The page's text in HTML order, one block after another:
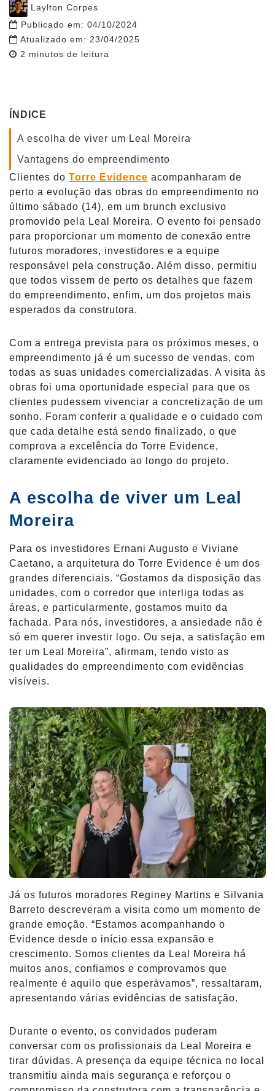
Post
author
Laylton Corpes
Publicado em: 04/10/2024
Atualizado em: 23/04/2025
Reading
2 minutos de leitura
ÍNDICE
A escolha de viver um Leal Moreira
Vantagens do empreendimento
Clientes do Torre Evidence acompanharam de
perto a evolução das obras do empreendimento no
último sábado (14), em um brunch exclusivo
promovido pela Leal Moreira. O evento foi pensado
para proporcionar um momento de conexão entre
futuros moradores, investidores e a equipe
responsável pela construção. Além disso, permitiu
que todos vissem de perto os detalhes que fazem
do empreendimento, enfim, um dos projetos mais
esperados da construtora.
Com a entrega prevista para os próximos meses, o
empreendimento já é um sucesso de vendas, com
todas as suas unidades comercializadas. A visita às
obras foi uma oportunidade especial para que os
clientes pudessem vivenciar a concretização de um
sonho. Foram conferir a qualidade e o cuidado com
que cada detalhe está sendo finalizado, o que
comprova a excelência do Torre Evidence,
claramente evidenciado ao longo do projeto.
A escolha de viver um Leal
Moreira
Para os investidores Ernani Augusto e Viviane
Caetano, a arquitetura do Torre Evidence é um dos
grandes diferenciais. “Gostamos da disposição das
unidades, com o corredor que interliga todas as
áreas, e particularmente, gostamos muito da
fachada. Para nós, investidores, a ansiedade não é
só em querer investir logo. Ou seja, a satisfação em
ter um Leal Moreira”, afirmam, tendo visto as
qualidades do empreendimento com evidências
visíveis.
Já os futuros moradores Reginey Martins e Silvania
Barreto descreveram a visita como um momento de
grande emoção. “Estamos acompanhando o
Evidence desde o início essa expansão e
crescimento. Somos clientes da Leal Moreira há
muitos anos, confiamos e comprovamos que
realmente é aquilo que esperávamos”, ressaltaram,
apresentando várias evidências de satisfação.
Durante o evento, os convidados puderam
conversar com os profissionais da Leal Moreira e
tirar dúvidas. A presença da equipe técnica no local
transmitiu ainda mais segurança e reforçou o